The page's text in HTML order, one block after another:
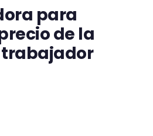
para
de la
trabajador